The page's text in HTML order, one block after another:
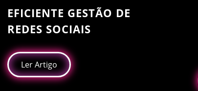
EFICIENTE GESTÃO DE
REDES SOCIAIS
Ler Artigo